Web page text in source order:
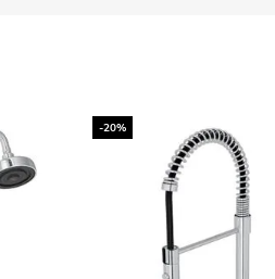
-20%